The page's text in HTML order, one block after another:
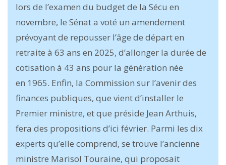
lors de l’examen du budget de la Sécu en
novembre, le Sénat a voté un amendement
prévoyant de repousser l’âge de départ en
retraite à 63 ans en 2025, d’allonger la durée de
cotisation à 43 ans pour la génération née
en 1965. Enfin, la Commission sur l’avenir des
finances publiques, que vient d’installer le
Premier ministre, et que préside Jean Arthuis,
fera des propositions d’ici février. Parmi les dix
experts qu’elle comprend, se trouve l’ancienne
ministre Marisol Touraine, qui proposait